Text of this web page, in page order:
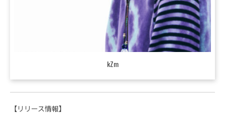
kZm
【リリース情報】